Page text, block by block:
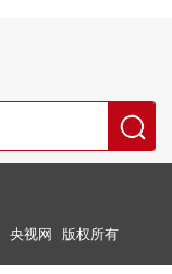
央视网 版权所有